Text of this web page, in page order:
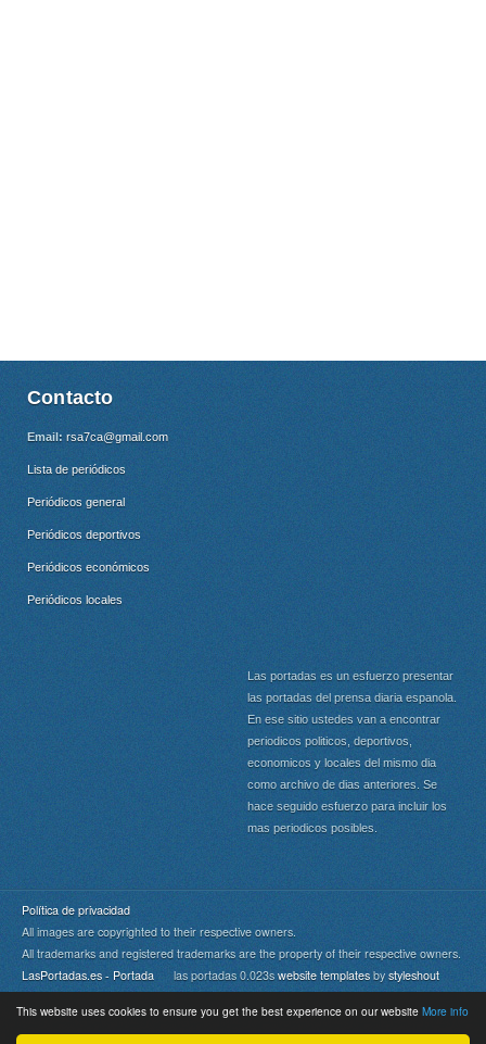
This website uses cookies to ensure you get the best experience on our website More info
Contacto
Email: rsa7ca@gmail.com
Lista de periódicos
Periódicos general
Periódicos deportivos
Periódicos económicos
Periódicos locales
Las portadas es un esfuerzo presentar
las portadas del prensa diaria espanola.
En ese sitio ustedes van a encontrar
periodicos politicos, deportivos,
economicos y locales del mismo dia
como archivo de dias anteriores. Se
hace seguido esfuerzo para incluir los
mas periodicos posibles.
Política de privacidad
All images are copyrighted to their respective owners.
All trademarks and registered trademarks are the property of their respective owners.
LasPortadas.es - Portada las portadas 0.023s website templates by styleshout